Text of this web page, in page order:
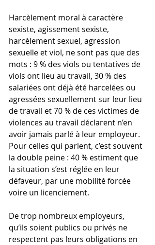
Harcèlement moral à caractère
sexiste, agissement sexiste,
harcèlement sexuel, agression
sexuelle et viol, ne sont pas que des
mots : 9 % des viols ou tentatives de
viols ont lieu au travail, 30 % des
salariées ont déjà été harcelées ou
agressées sexuellement sur leur lieu
de travail et 70 % de ces victimes de
violences au travail déclarent n’en
avoir jamais parlé à leur employeur.
Pour celles qui parlent, c’est souvent
la double peine : 40 % estiment que
la situation s’est réglée en leur
défaveur, par une mobilité forcée
voire un licenciement.
De trop nombreux employeurs,
qu’ils soient publics ou privés ne
respectent pas leurs obligations en